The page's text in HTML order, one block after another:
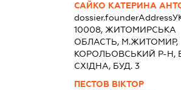
САЙКО КАТЕРИНА
dossier.founderAddress
10008, ЖИТОМИРСЬКА
ОБЛАСТЬ, М.ЖИТОМИР,
КОРОЛЬОВСЬКИЙ Р-Н,
СХІДНА, БУД. 3
ПЕСТОВ ВІКТОР